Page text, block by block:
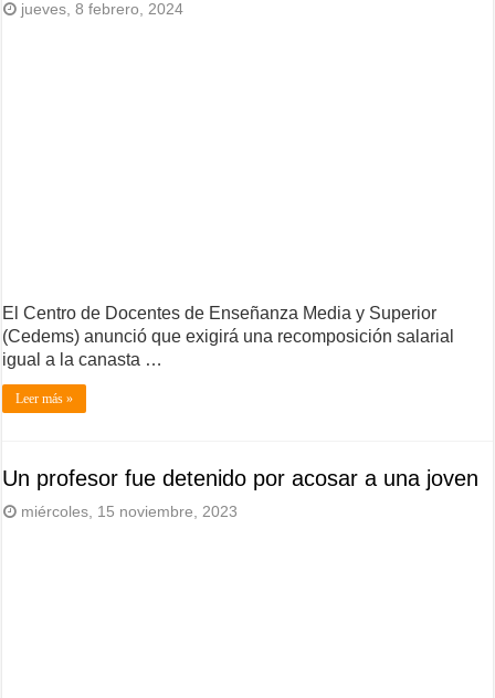
jueves, 8 febrero, 2024
El Centro de Docentes de Enseñanza Media y Superior
(Cedems) anunció que exigirá una recomposición salarial
igual a la canasta …
Leer más »
Un profesor fue detenido por acosar a una joven
miércoles, 15 noviembre, 2023